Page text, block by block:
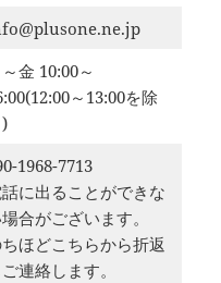
金 10:00～
～13:00を除
1968-7713
に出ることができな
合がございます。
ほどこちらから折返
ご連絡します。